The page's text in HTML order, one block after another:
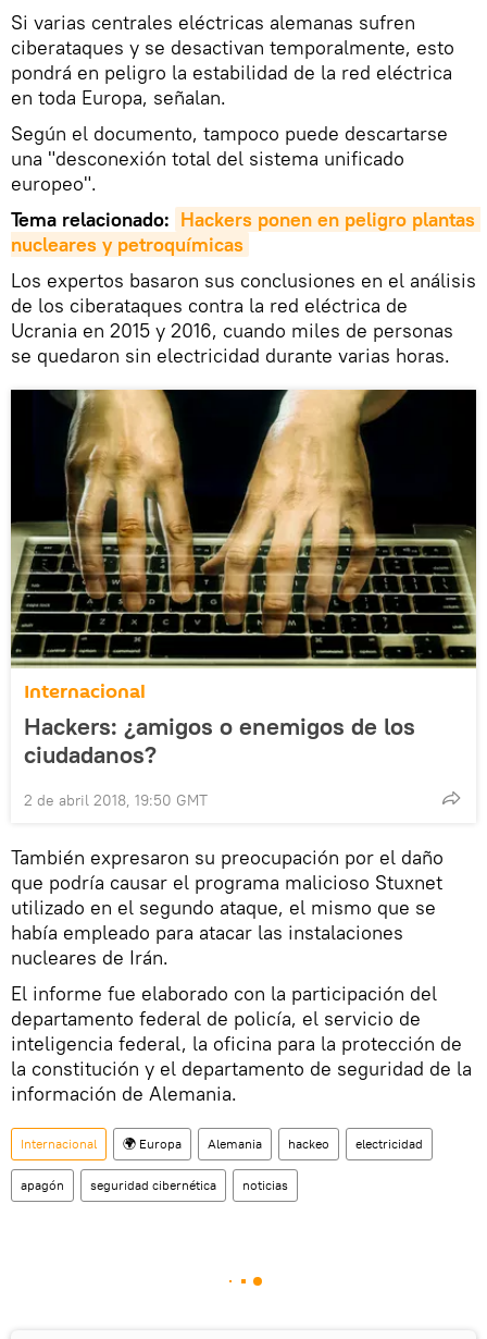
Si varias centrales eléctricas alemanas sufren
ciberataques y se desactivan temporalmente, esto
pondrá en peligro la estabilidad de la red eléctrica
en toda Europa, señalan.
Según el documento, tampoco puede descartarse
una "desconexión total del sistema unificado
europeo".
Tema relacionado: Hackers ponen en peligro plantas
nucleares y petroquímicas
Los expertos basaron sus conclusiones en el análisis
de los ciberataques contra la red eléctrica de
Ucrania en 2015 y 2016, cuando miles de personas
se quedaron sin electricidad durante varias horas.
Internacional
Hackers: ¿amigos o enemigos de los
ciudadanos?
2 de abril 2018, 19:50 GMT
También expresaron su preocupación por el daño
que podría causar el programa malicioso Stuxnet
utilizado en el segundo ataque, el mismo que se
había empleado para atacar las instalaciones
nucleares de Irán.
El informe fue elaborado con la participación del
departamento federal de policía, el servicio de
inteligencia federal, la oficina para la protección de
la constitución y el departamento de seguridad de la
información de Alemania.
Internacional 🌍 Europa Alemania hackeo electricidad
apagón seguridad cibernética noticias